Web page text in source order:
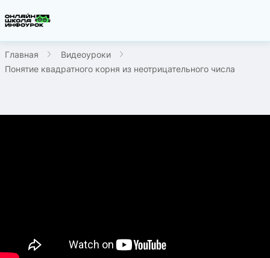
Главная
Видеоуроки
Понятие квадратного корня из неотрицательного числа